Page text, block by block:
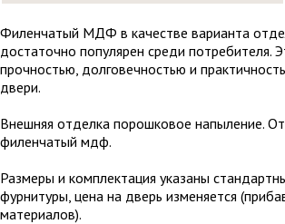
Филенчатый МДФ в качестве варианта
достаточно популярен среди потребителя.
прочностью, долговечностью и
двери.
Внешняя отделка порошковое напыление.
филенчатый мдф.
Размеры и комплектация указаны
фурнитуры, цена на дверь изменяется
материалов).